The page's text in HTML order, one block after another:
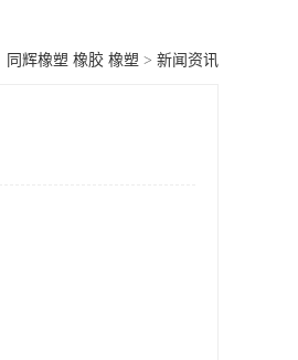
同辉橡塑 橡胶 橡塑 > 新闻资讯